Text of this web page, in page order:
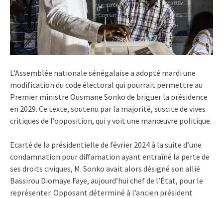
L’Assemblée nationale sénégalaise a adopté mardi une
modification du code électoral qui pourrait permettre au
Premier ministre Ousmane Sonko de briguer la présidence
en 2029. Ce texte, soutenu par la majorité, suscite de vives
critiques de l’opposition, qui y voit une manœuvre politique.
Ecarté de la présidentielle de février 2024 à la suite d’une
condamnation pour diffamation ayant entraîné la perte de
ses droits civiques, M. Sonko avait alors désigné son allié
Bassirou Diomaye Faye, aujourd’hui chef de l’État, pour le
représenter. Opposant déterminé à l’ancien président